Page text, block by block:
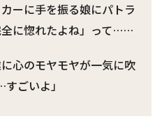
ーに手を振る娘にパトラ
に惚れたよね」って……
心のモヤモヤが一気に吹
ごいよ」